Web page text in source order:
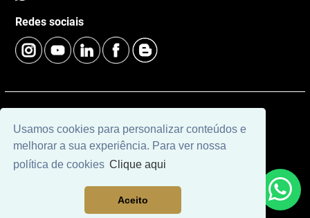
Usamos cookies para personalizar conteúdos e
melhorar a sua experiência. Para ver nossa
política de cookies Clique aqui
Aceito
Redes sociais
© 2026 | Imobiliária Investindo Cascavel | CRECI J06120 |
Desenvolvido por Universal Software.